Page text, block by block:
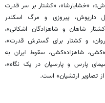
«خشایارشا»، «کشتار بر سر قدرت
داریوش، پیروزی و مرگ اسکندر
شاهان و شاهزادگان اشکانی»،
و کشتار برای گسترش قدرت»،
شاهزاده‌کشی، سقوط ایران به
پارس و پارسیان در یک نگاه»،
تصاویر ارتشیان» است.